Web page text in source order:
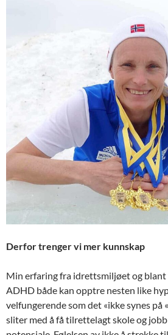
Derfor trenger vi mer kunnskap
Min erfaring fra idrettsmiljøet og blant
ADHD både kan opptre nesten like
velfungerende som det «ikke synes på
sliter med å få tilrettelagt skole og